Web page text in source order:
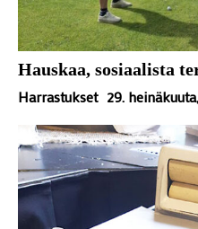
Hauskaa, sosiaalista
Harrastukset 29.